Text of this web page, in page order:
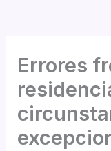
Errores